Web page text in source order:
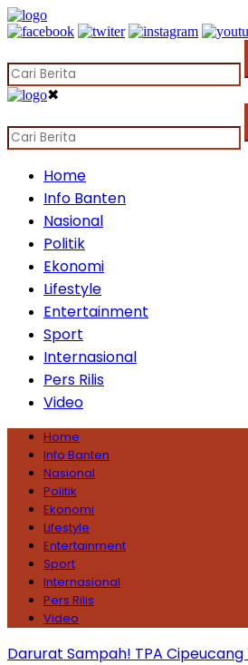
✖
Home
Info Banten
Nasional
Politik
Ekonomi
Lifestyle
Entertainment
Sport
Internasional
Pers Rilis
Video
Home
Info Banten
Nasional
Politik
Ekonomi
Lifestyle
Entertainment
Sport
Internasional
Pers Rilis
Video
Darurat Sampah! TPA Cipeucang